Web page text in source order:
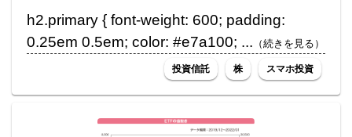
h2.primary { font-weight: 600; padding:
0.25em 0.5em; color: #e7a100; ... （続きを見る）
投資信託 株 スマホ投資